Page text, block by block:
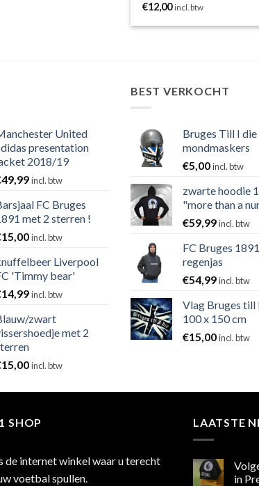
€12,00 incl. btw
United
presentation
2018/19
49,99incl. btw
FC Bruges
met 2 sterren !
15,00incl. btw
Liverpool
'Timmy bear'
14,99incl. btw
zwart
met 2
15,00incl. btw
BEST VERKOCHT
Bruges Till I die
mondmaskers
€5,00incl. btw
zwarte hoodie
"more than a
€59,99incl. btw
FC Bruges
regenjas
€54,99incl. btw
Vlag Bruges till
100 x 150 cm
€15,00incl. btw
SHOP
de internet winkel waar u terecht
voetbal spullen.
LAATSTE
in